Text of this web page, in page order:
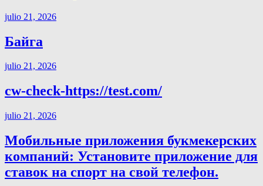
julio 21, 2026
Байга
julio 21, 2026
cw-check-https://test.com/
julio 21, 2026
Мобильные приложения букмекерских
компаний: Установите приложение для
ставок на спорт на свой телефон.